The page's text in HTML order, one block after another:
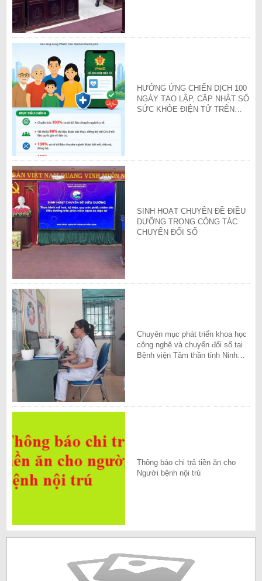
HƯỞNG ỨNG CHIẾN DỊCH 100
NGÀY TẠO LẬP, CẬP NHẬT SỔ
SỨC KHỎE ĐIỆN TỬ TRÊN
SINH HOẠT CHUYÊN ĐỀ ĐIỀU
DƯỠNG TRONG CÔNG TÁC
CHUYỂN ĐỔI SỐ
Chuyên mục phát triển khoa học
công nghệ và chuyển đổi số tại
Bệnh viện Tâm thần tỉnh Ninh
Thông báo chi trả tiền ăn cho
Người bệnh nội trú